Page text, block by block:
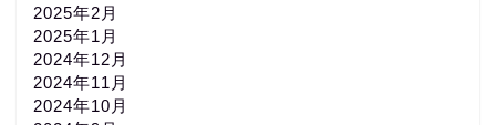
2025年2月
2025年1月
2024年12月
2024年11月
2024年10月